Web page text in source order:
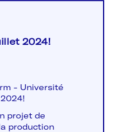
2024!
- Université
projet de
production